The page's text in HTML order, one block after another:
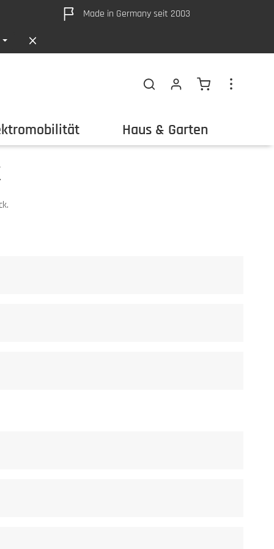
Made in Germany seit 2003
Warenkorb
Haus & Garten